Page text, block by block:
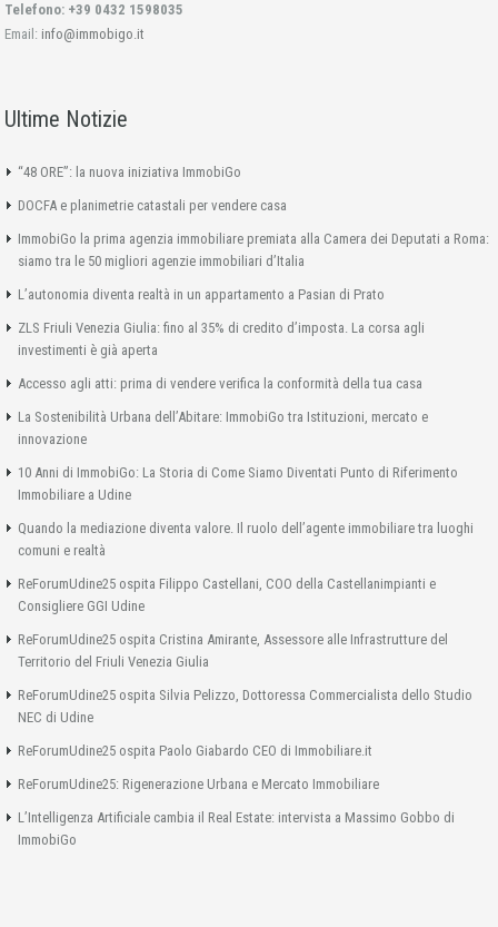
Telefono: +39 0432 1598035
Email: info@immobigo.it
Ultime Notizie
“48 ORE”: la nuova iniziativa ImmobiGo
DOCFA e planimetrie catastali per vendere casa
ImmobiGo la prima agenzia immobiliare premiata alla Camera dei Deputati a Roma:
siamo tra le 50 migliori agenzie immobiliari d’Italia
L’autonomia diventa realtà in un appartamento a Pasian di Prato
ZLS Friuli Venezia Giulia: fino al 35% di credito d’imposta. La corsa agli
investimenti è già aperta
Accesso agli atti: prima di vendere verifica la conformità della tua casa
La Sostenibilità Urbana dell’Abitare: ImmobiGo tra Istituzioni, mercato e
innovazione
10 Anni di ImmobiGo: La Storia di Come Siamo Diventati Punto di Riferimento
Immobiliare a Udine
Quando la mediazione diventa valore. Il ruolo dell’agente immobiliare tra luoghi
comuni e realtà
ReForumUdine25 ospita Filippo Castellani, COO della Castellanimpianti e
Consigliere GGI Udine
ReForumUdine25 ospita Cristina Amirante, Assessore alle Infrastrutture del
Territorio del Friuli Venezia Giulia
ReForumUdine25 ospita Silvia Pelizzo, Dottoressa Commercialista dello Studio
NEC di Udine
ReForumUdine25 ospita Paolo Giabardo CEO di Immobiliare.it
ReForumUdine25: Rigenerazione Urbana e Mercato Immobiliare
L’Intelligenza Artificiale cambia il Real Estate: intervista a Massimo Gobbo di
ImmobiGo